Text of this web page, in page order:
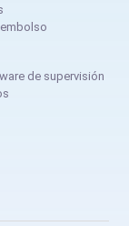
de supervisión